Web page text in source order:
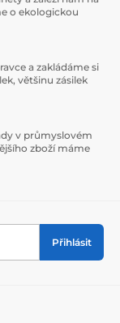
o ekologickou
a zakládáme si
většinu zásilek
v průmyslovém
zboží máme
Přihlásit